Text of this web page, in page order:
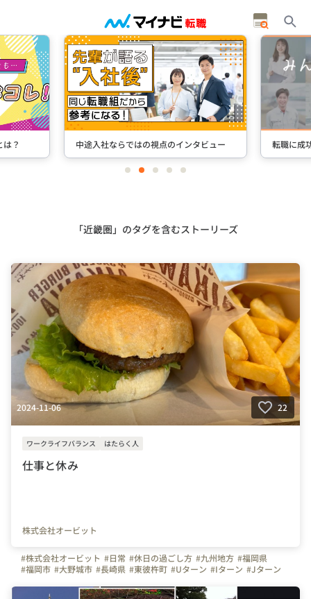
？ 中途入社ならではの視点のインタビュー 転職に成
itemitemitemitemitem
「近畿圏」のタグを含むストーリーズ
2024-11-06 22
ワークライフバランス はたらく人
仕事と休み
株式会社オービット
#株式会社オービット #日常 #休日の過ごし方 #九州地方 #福岡県
#福岡市 #大野城市 #長崎県 #東彼杵町 #Uターン #Iターン #Jターン